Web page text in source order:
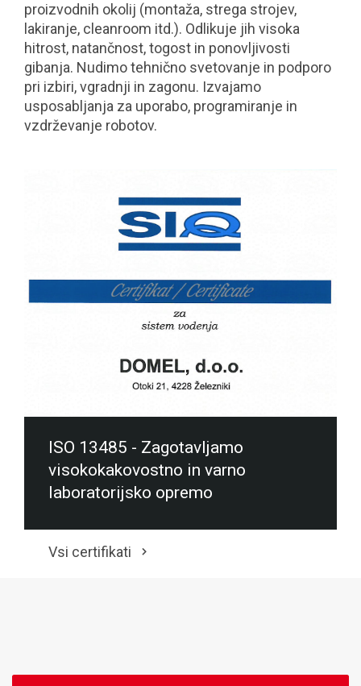
proizvodnih okolij (montaža, strega strojev,
lakiranje, cleanroom itd.). Odlikuje jih visoka
hitrost, natančnost, togost in ponovljivosti
gibanja. Nudimo tehnično svetovanje in podporo
pri izbiri, vgradnji in zagonu. Izvajamo
usposabljanja za uporabo, programiranje in
vzdrževanje robotov.
ISO 13485 - Zagotavljamo
visokokakovostno in varno
laboratorijsko opremo
Vsi certifikati